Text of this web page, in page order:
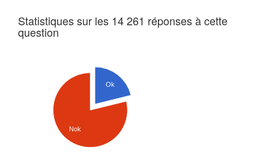
Statistiques sur les 14 261 réponses à cette
question
Ok
Nok